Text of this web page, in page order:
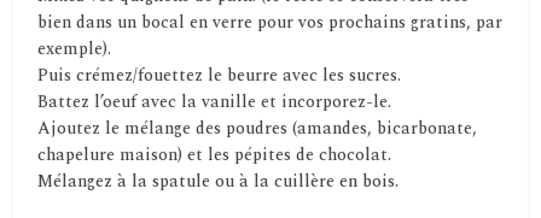
bien dans un bocal en verre pour vos prochains gratins, par
exemple).
Puis crémez/fouettez le beurre avec les sucres.
Battez l’oeuf avec la vanille et incorporez-le.
Ajoutez le mélange des poudres (amandes, bicarbonate,
chapelure maison) et les pépites de chocolat.
Mélangez à la spatule ou à la cuillère en bois.